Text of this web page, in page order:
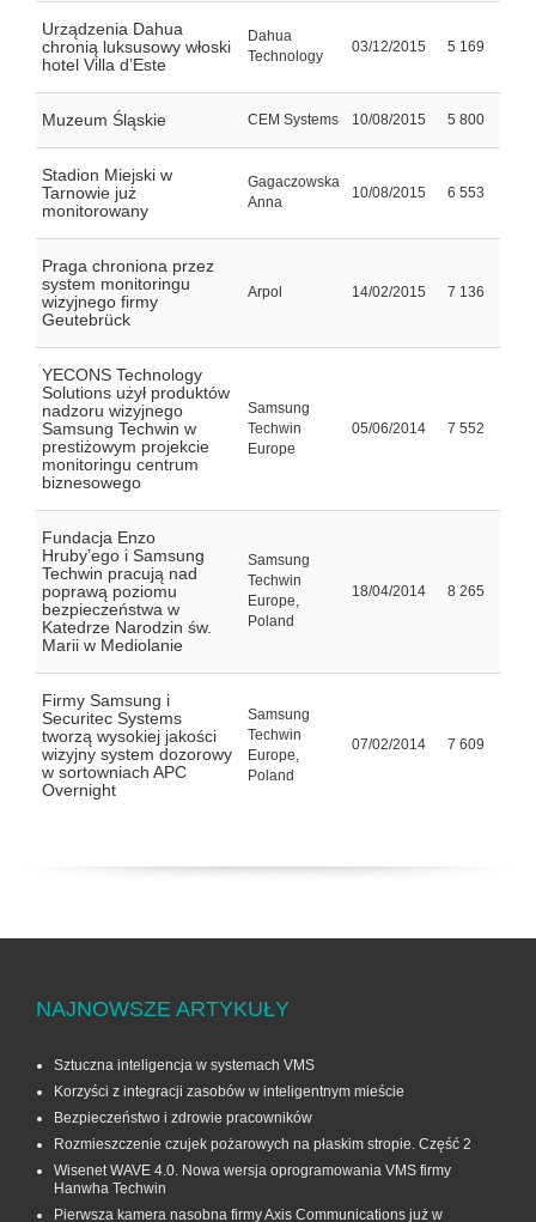
Urządzenia Dahua
chronią luksusowy włoski
hotel Villa d’Este
Dahua
Technology
03/12/2015 5 169
Muzeum Śląskie CEM Systems 10/08/2015 5 800
Stadion Miejski w
Tarnowie już
monitorowany
Gagaczowska
Anna
10/08/2015 6 553
Praga chroniona przez
system monitoringu
wizyjnego firmy
Geutebrück
Arpol 14/02/2015 7 136
YECONS Technology
Solutions użył produktów
nadzoru wizyjnego
Samsung Techwin w
prestiżowym projekcie
monitoringu centrum
biznesowego
Samsung
Techwin
Europe
05/06/2014 7 552
Fundacja Enzo
Hruby’ego i Samsung
Techwin pracują nad
poprawą poziomu
bezpieczeństwa w
Katedrze Narodzin św.
Marii w Mediolanie
Samsung
Techwin
Europe,
Poland
18/04/2014 8 265
Firmy Samsung i
Securitec Systems
tworzą wysokiej jakości
wizyjny system dozorowy
w sortowniach APC
Overnight
Samsung
Techwin
Europe,
Poland
07/02/2014 7 609
NAJNOWSZE ARTYKUŁY
Sztuczna inteligencja w systemach VMS
Korzyści z integracji zasobów w inteligentnym mieście
Bezpieczeństwo i zdrowie pracowników
Rozmieszczenie czujek pożarowych na płaskim stropie. Część 2
Wisenet WAVE 4.0. Nowa wersja oprogramowania VMS firmy
Hanwha Techwin
Pierwsza kamera nasobna firmy Axis Communications już w